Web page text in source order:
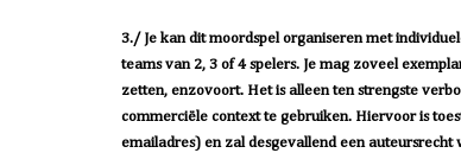
3./ Je kan dit moordspel organiseren met
teams van 2, 3 of 4 spelers. Je mag zoveel
zetten, enzovoort. Het is alleen ten strengste
commerciële context te gebruiken. Hiervoor is
emailadres) en zal desgevallend een auteursrecht